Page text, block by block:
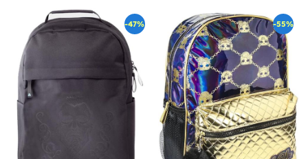
-47% -55%